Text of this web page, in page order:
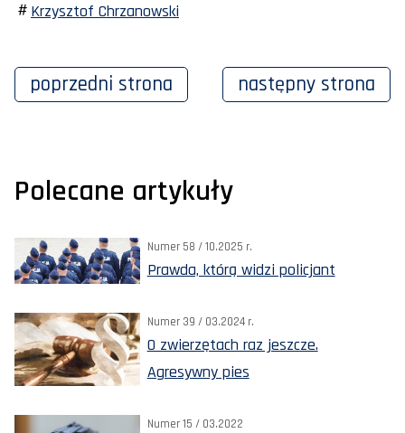
Krzysztof Chrzanowski
poprzedni strona następny strona
Polecane artykuły
Numer 58 / 10.2025 r.
Prawda, którą widzi policjant
Numer 39 / 03.2024 r.
O zwierzętach raz jeszcze.
Agresywny pies
Numer 15 / 03.2022